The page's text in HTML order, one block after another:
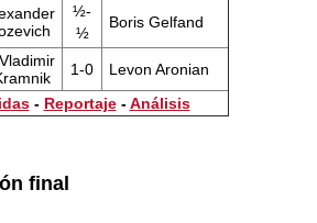
½-
½
Boris Gelfand
Vladimir
1-0
Levon Aronian
- Reportaje-Análisis
final